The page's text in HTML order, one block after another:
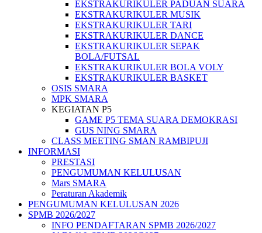
EKSTRAKURIKULER PADUAN SUARA
EKSTRAKURIKULER MUSIK
EKSTRAKURIKULER TARI
EKSTRAKURIKULER DANCE
EKSTRAKURIKULER SEPAK
BOLA/FUTSAL
EKSTRAKURIKULER BOLA VOLY
EKSTRAKURIKULER BASKET
OSIS SMARA
MPK SMARA
KEGIATAN P5
GAME P5 TEMA SUARA DEMOKRASI
GUS NING SMARA
CLASS MEETING SMAN RAMBIPUJI
INFORMASI
PRESTASI
PENGUMUMAN KELULUSAN
Mars SMARA
Peraturan Akademik
PENGUMUMAN KELULUSAN 2026
SPMB 2026/2027
INFO PENDAFTARAN SPMB 2026/2027